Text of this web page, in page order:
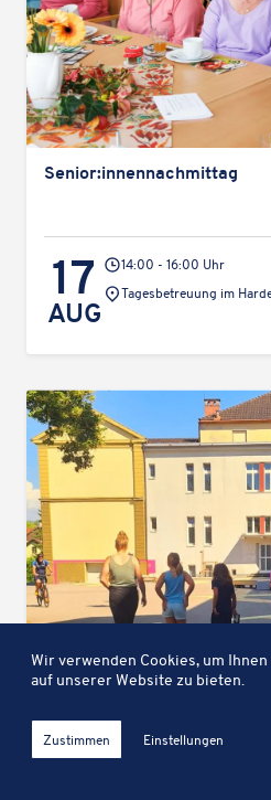
Karte
Entdecken Sie Sport-, Kultur- und
unserer interaktiven Karte.
Senior:innennachmittag
17
AUG
14:00 - 16:00 Uhr
Veranstaltungsort:
Tages­be­treu­ung im
Wir verwenden Cookies, um
auf unserer Website zu bieten.
Zustimmen Einstellungen